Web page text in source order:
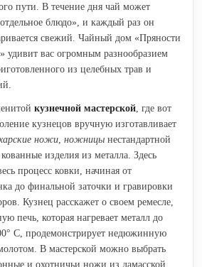
пути. В течение дня чай может
блюдо», и каждый раз он
свежий. Чайный дом «Пряности
удивит вас огромным разнообразием
из целебных трав и
кузнечной мастерской , где вот
кузнецов вручную изготавливает
ножи ножницы нестандартной
изделия из металла. Здесь
процесс ковки, начиная от
до финальной заточки и гравировки
Кузнец расскажет о своем ремесле,
печь, которая нагревает металл до
С, продемонстрирует недюжинную
В мастерской можно выбрать
и охотничьи ножи из дамасской